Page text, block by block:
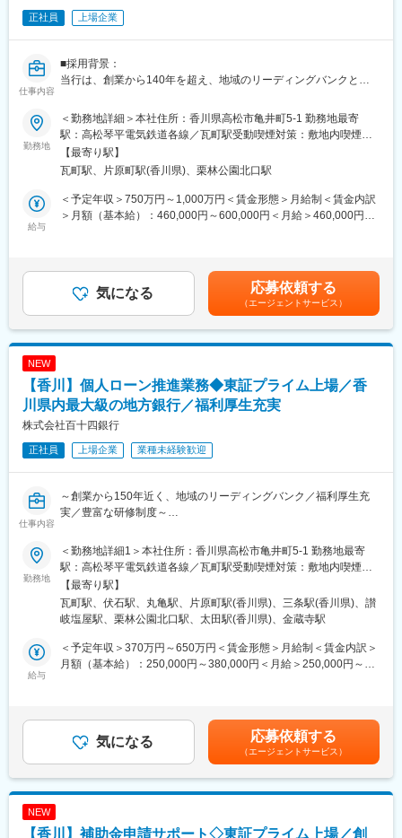
かしながら、多角的な視点で判断を行います。
物を照合しながら理解を深められます。
設計業務では経験しにくい多様な建築物に触れながら、建築全体
を俯瞰する判断力を養えます。案件ごとに異なる法規や地域条件
に向き合うため、経験がそのまま専門性として蓄積されます。法
規解釈や適法性判断に強い建築士として、市場価値を高められる
■キャリアパス：
へとステップアップしていきます。
職が違うのが当たり前なので、中途入社の人もすぐに溶け込める
変更の範囲：会社の定める業務
正社員 上場企業
仕事内容
■採用背景：
当行は、創業から140年を超え、地域のリーディングバンクとし
す。
現在は、「長期ビジョン2030」で、総合コンサルティンググルー
プへの進化を掲げています。コンサルティング機能の強化と新事
業領域の探索により、課題解決能力の強化を図るため、キャリア
採用を積極的に実施しています。
■業務概要：
本部営業部門の中核を担うコンサルティング部において、経験や
知識を活かしてプロフェッショナル人材を目指せる環境です。
コンサルティング部は、外部出向経験者やキャリア採用者等の多
■業務詳細：
◇ 背景
後継者問題をはじめとした経営課題を抱える企業が増える中、企
れています。
・後継者不在
・後継者はいるが継がせるか悩んでいる
・事業に対する先行き不安
・資本関係が複雑
・ノンコア事業を切り離ししたい
・M&Aを検討しているがどうすればいいのか分からない
・取引先から直接買収を持ち掛けられたがどうすればいいのか分
◇ サービスの特徴
・ニーズ把握…営業店担当者と本部担当者の対応のため、長年の
取引に基づいたニーズ把握が可能です。
・コンサルティング…地域内にいることで、きめ細やかなサービ
・アフターフォロー…コンサル契約終了後も取引銀行としてアフ
勤務地
＜勤務地詳細＞本社住所：香川県高松市亀井町5-1 勤務地最寄
駅：高松琴平電気鉄道各線／瓦町駅受動喫煙対策：敷地内喫煙可
能場所あり変更の範囲：当行の定める本支店・本部、関連会社等
【最寄り駅】
瓦町駅、片原町駅(香川県)、栗林公園北口駅
給与
＜予定年収＞750万円～1,000万円＜賃金形態＞月給制＜賃金内訳
＞月額（基本給）：460,000円～600,000円＜月給＞460,000円～
目安の金額であり、選考を通じて上下する可能性があります。月
給(月額)は固定手当を含めた表記です。
気になる 応募依頼する
（エージェントサービス）
NEW
【香川】個人ローン推進業務◆東証プライム上場／香
川県内最大級の地方銀行／福利厚生充実
株式会社百十四銀行
正社員 上場企業 業種未経験歓迎
仕事内容
～創業から150年近く、地域のリーディングバンク／福利厚生充
実／豊富な研修制度～
■業務内容：
住宅ローンの新規や借換えを中心に個人向けローンの推進を担当
頂きます。
＜具体的な業務概要＞
◇支店での対応だけでなく、お客さまのご自宅やハウスメーカー
への営業活動も実施いただき、「受付⇒審査⇒契約⇒実行」と一
連の業務をお任せ致します。住宅ローンの返済方式や保険、税
れる、住居の取得を資金面からサポートいただきます。
◇住宅ローン以外にもマイカー取得や教育資金など、ライフシー
ンに合ったさまざまなローン商品をご対応いただきます。
1878（明治11）年11月1日、114番目の国立銀行として設立され
勤務地
＜勤務地詳細1＞本社住所：香川県高松市亀井町5-1 勤務地最寄
駅：高松琴平電気鉄道各線／瓦町駅受動喫煙対策：敷地内喫煙可
能場所あり＜勤務地詳細2＞コンサルティングプラザ住所：香川県
高松市伏石町2122番地1 受動喫煙対策：屋内全面禁煙＜勤務地詳
細3＞コンサルティングプラザ住所：香川県丸亀市田村町1745番
店・本部、関連会社等
【最寄り駅】
瓦町駅、伏石駅、丸亀駅、片原町駅(香川県)、三条駅(香川県)、讃
岐塩屋駅、栗林公園北口駅、太田駅(香川県)、金蔵寺駅
給与
＜予定年収＞370万円～650万円＜賃金形態＞月給制＜賃金内訳＞
月額（基本給）：250,000円～380,000円＜月給＞250,000円～
目安の金額であり、選考を通じて上下する可能性があります。月
給(月額)は固定手当を含めた表記です。
気になる 応募依頼する
（エージェントサービス）
NEW
【香川】補助金申請サポート◇東証プライム上場／創